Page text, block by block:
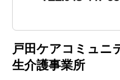
戸田ケアコミュニ
生介護事業所